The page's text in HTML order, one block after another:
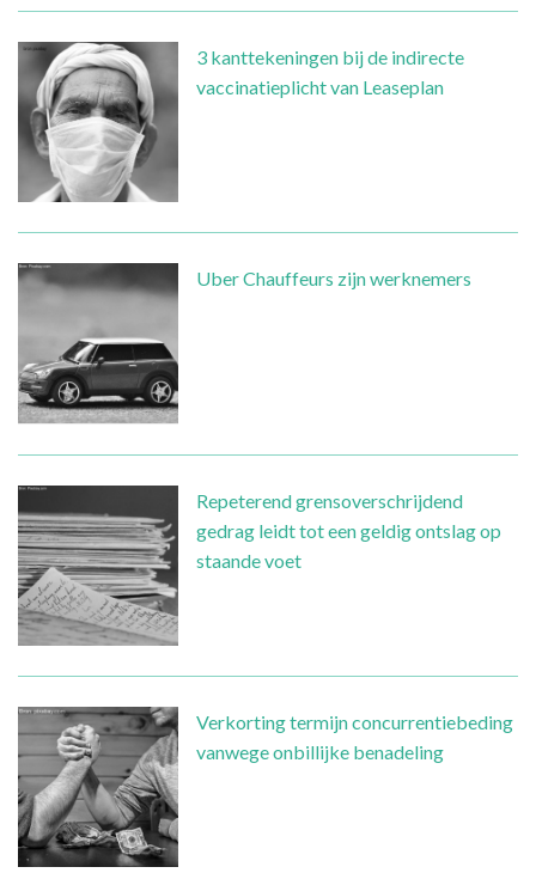
3 kanttekeningen bij de indirecte
vaccinatieplicht van Leaseplan
Uber Chauffeurs zijn werknemers
Repeterend grensoverschrijdend
gedrag leidt tot een geldig ontslag op
staande voet
Verkorting termijn concurrentiebeding
vanwege onbillijke benadeling